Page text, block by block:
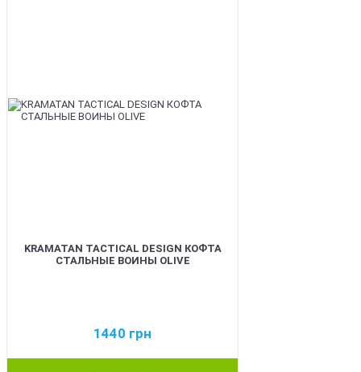
KRAMATAN TACTICAL DESIGN КОФТА
СТАЛЬНЫЕ ВОИНЫ OLIVE
1440 грн